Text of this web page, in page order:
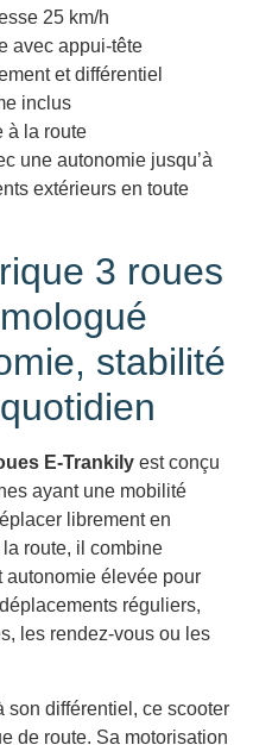
25 km/h
avec appui-tête
et différentiel
inclus
à la route
une autonomie jusqu’à
extérieurs en toute
3 roues
stabilité
E-Trankily est conçu
ayant une mobilité
librement en
route, il combine
autonomie élevée pour
réguliers,
les rendez-vous ou les
son différentiel, ce scooter
de route. Sa motorisation